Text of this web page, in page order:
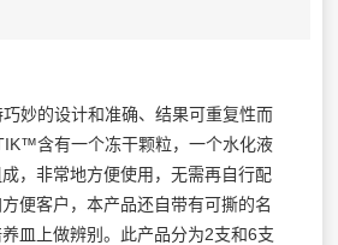
妙的设计和准确、结果可重复性而
含有一个冻干颗粒，一个水化液
，非常地方便使用，无需再自行配
便客户，本产品还自带有可撕的名
皿上做辨别。此产品分为2支和6支